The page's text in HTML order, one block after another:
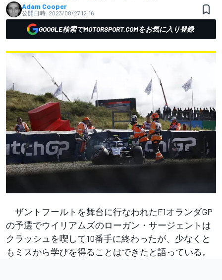
Adam Cooper
公開日時: 2023/08/27 12:16
GOOGLE検索でMOTORSPORT.COMをお気に入り登録
ザントフールトを舞台に行なわれたF1オランダGP
の予選でウイリアムズのローガン・サージェントは
クラッシュを喫して10番手に終わったが、少なくと
もミスから学びを得ることはできたと語っている。